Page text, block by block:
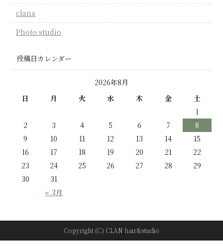
clana
Photo studio
投稿日カレンダー
2026年8月
日
月 火 水 木 金 土
« 3月
1
2
3 4 5 6 7
8
9
10 11 12 13 14
15
16
17 18 19 20 21
22
23
24 25 26 27 28
29
30
31
Copyright (C) CLAN hair&studio